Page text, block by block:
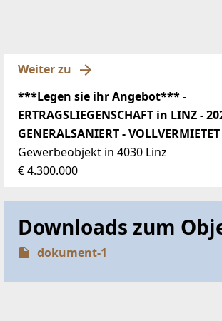
Weiter zu
***Legen sie ihr Angebot*** -
ERTRAGSLIEGENSCHAFT in LINZ -
GENERALSANIERT - VOLLVERMIETET
Gewerbeobjekt in 4030 Linz
€ 4.300.000
Downloads zum
dokument-1